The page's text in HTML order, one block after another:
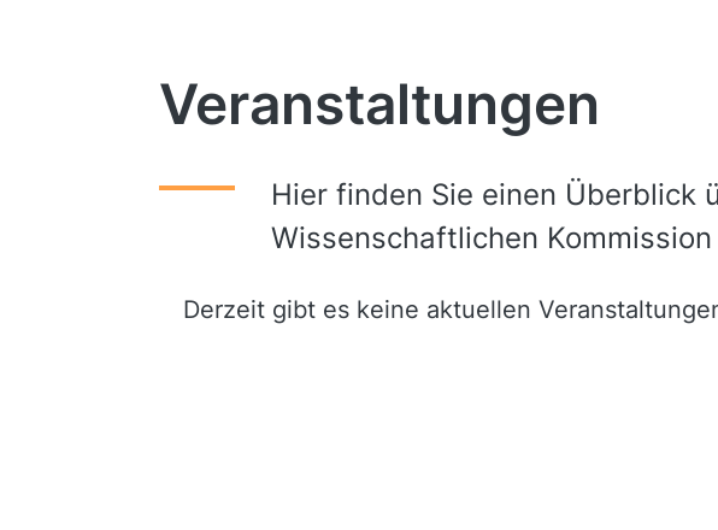
Veranstaltungen
Hier finden Sie einen Überblick
Wissenschaftlichen
Derzeit gibt es keine aktuellen